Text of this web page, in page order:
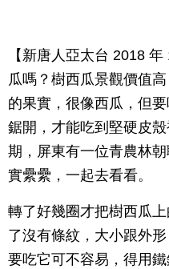
【新唐人亞太台 2018
瓜嗎？樹西瓜景觀價值
的果實，很像西瓜，但
鋸開，才能吃到堅硬皮
期，屏東有一位青農林
實纍纍，一起去看看。
轉了好幾圈才把樹西瓜
了沒有條紋，大小跟外
要吃它可不容易，得用